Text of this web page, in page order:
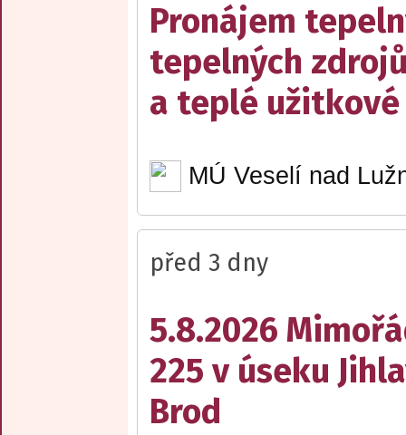
Pronájem
tepelných
a teplé užitkové
MÚ Veselí nad
před 3 dny
5.8.2026
225 v úseku
Brod